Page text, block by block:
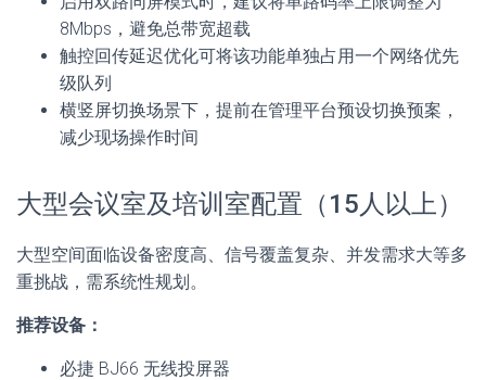
8Mbps，避免总带宽超载
触控回传延迟优化可将该功能单独占用一个网络优先
级队列
横竖屏切换场景下，提前在管理平台预设切换预案，
减少现场操作时间
大型会议室及培训室配置（15人以上）
大型空间面临设备密度高、信号覆盖复杂、并发需求大等多
重挑战，需系统性规划。
推荐设备：
必捷 BJ66 无线投屏器